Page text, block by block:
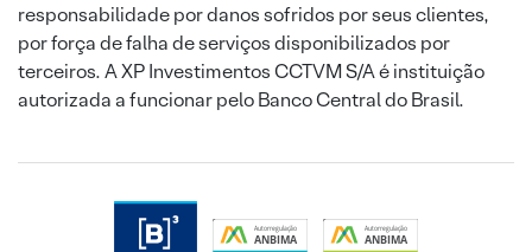
responsabilidade por danos sofridos por seus clientes,
por força de falha de serviços disponibilizados por
terceiros. A XP Investimentos CCTVM S/A é instituição
autorizada a funcionar pelo Banco Central do Brasil.